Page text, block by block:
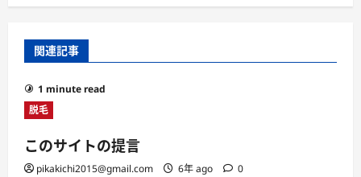
関連記事
1 minute read
脱毛
このサイトの提言
pikakichi2015@gmail.com 6年 ago 0